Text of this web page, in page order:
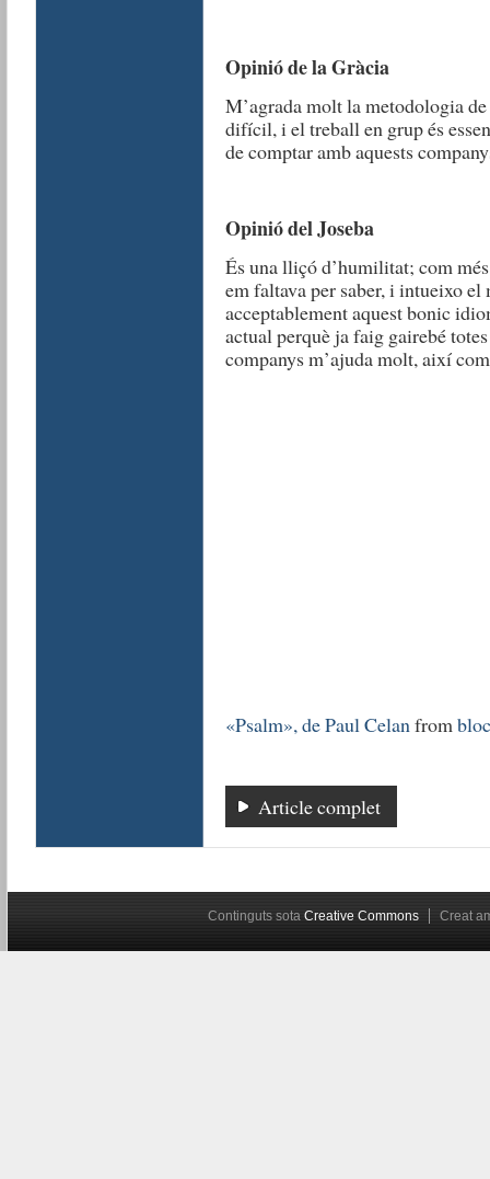
Opinió de la Gràcia
M’agrada molt la metodologia
difícil, i el treball en grup és
de comptar amb aquests
Opinió del Joseba
És una lliçó d’humilitat; com
em faltava per saber, i intueixo
acceptablement aquest bonic
actual perquè ja faig gairebé
companys m’ajuda molt, així
«Psalm», de Paul Celan from
Article complet
Continguts sota Creative Commons Creat